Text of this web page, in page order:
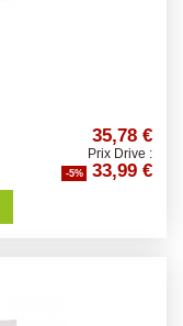
35,78 €
Prix Drive :
-5% 33,99 €